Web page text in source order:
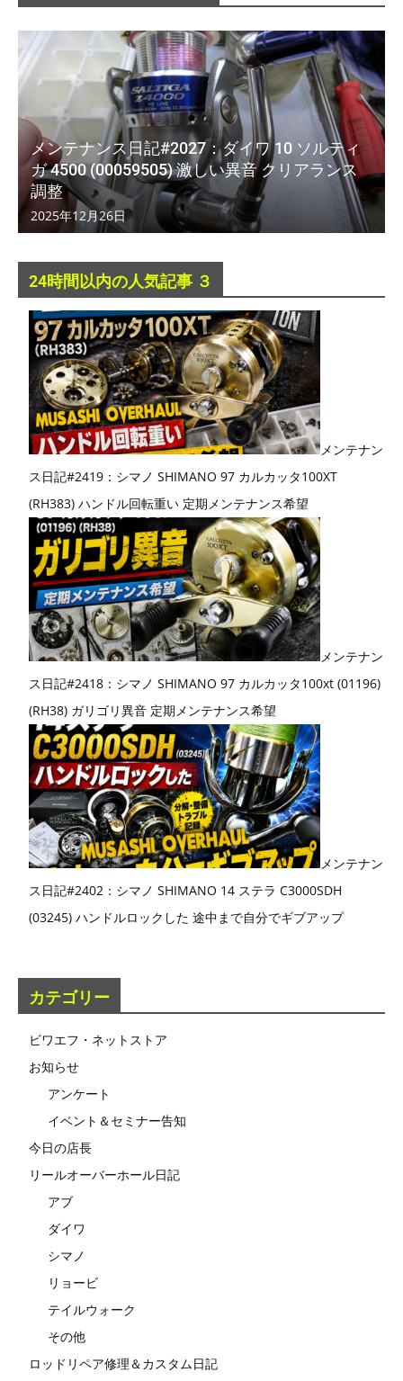
メンテナンス日記#2027：ダイワ 10 ソルティ
ガ 4500 (00059505) 激しい異音 クリアランス
調整
2025年12月26日
24時間以内の人気記事 ３
メンテナン
ス日記#2419：シマノ SHIMANO 97 カルカッタ100XT
(RH383) ハンドル回転重い 定期メンテナンス希望
メンテナン
ス日記#2418：シマノ SHIMANO 97 カルカッタ100xt (01196)
(RH38) ガリゴリ異音 定期メンテナンス希望
メンテナン
ス日記#2402：シマノ SHIMANO 14 ステラ C3000SDH
(03245) ハンドルロックした 途中まで自分でギブアップ
カテゴリー
ビワエフ・ネットストア
お知らせ
アンケート
イベント＆セミナー告知
今日の店長
リールオーバーホール日記
アブ
ダイワ
シマノ
リョービ
テイルウォーク
その他
ロッドリペア修理＆カスタム日記